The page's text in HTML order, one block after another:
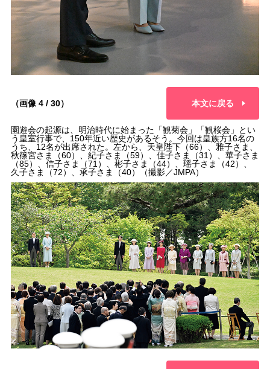
（画像 4 / 30） 本文に戻る
園遊会の起源は、明治時代に始まった「観菊会」「観桜会」とい
う皇室行事で、150年近い歴史があるそう。今回は皇族方16名の
うち、12名が出席された。左から、天皇陛下（66）、雅子さま、
秋篠宮さま（60）、紀子さま（59）、佳子さま（31）、華子さま
（85）、信子さま（71）、彬子さま（44）、瑶子さま（42）、
久子さま（72）、承子さま（40）（撮影／JMPA）